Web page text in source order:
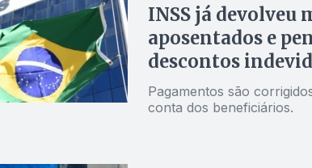
INSS já devolveu
aposentados e
descontos
Pagamentos são
conta dos beneficiários.